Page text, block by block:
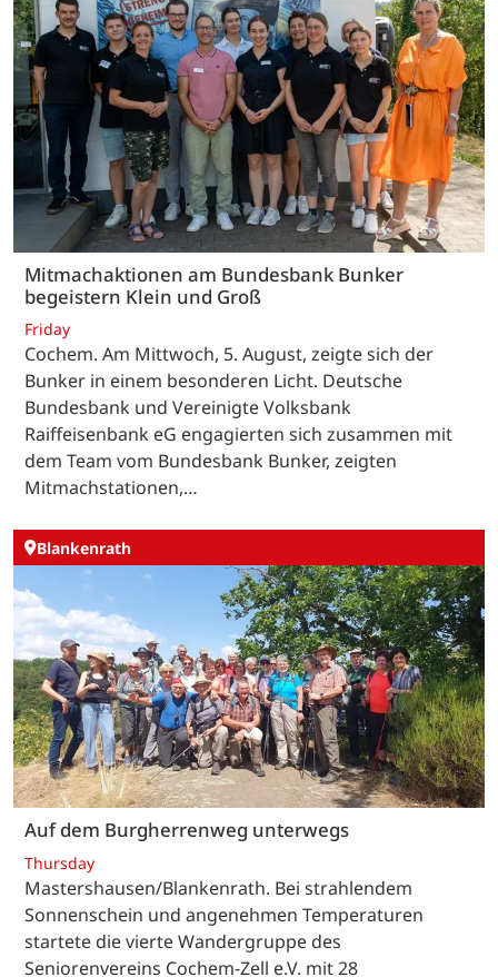
Mitmachaktionen am Bundesbank Bunker
begeistern Klein und Groß
Friday
Cochem. Am Mittwoch, 5. August, zeigte sich der
Bunker in einem besonderen Licht. Deutsche
Bundesbank und Vereinigte Volksbank
Raiffeisenbank eG engagierten sich zusammen mit
dem Team vom Bundesbank Bunker, zeigten
Mitmachstationen,…
Blankenrath
Auf dem Burgherrenweg unterwegs
Thursday
Mastershausen/Blankenrath. Bei strahlendem
Sonnenschein und angenehmen Temperaturen
startete die vierte Wandergruppe des
Seniorenvereins Cochem-Zell e.V. mit 28